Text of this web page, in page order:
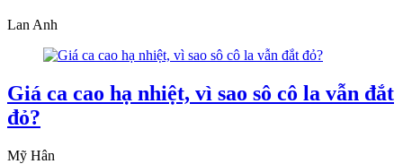
Lan Anh
Giá ca cao hạ nhiệt, vì sao sô cô la vẫn đắt
đỏ?
Mỹ Hân